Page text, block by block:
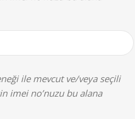
ile mevcut ve/veya seçili
imei no’nuzu bu alana